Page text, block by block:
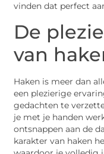
vinden dat perfect
De
van
Haken is meer dan
een plezierige
gedachten te
je met je handen
ontsnappen aan de
karakter van haken